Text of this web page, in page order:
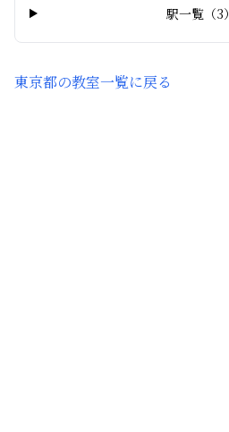
駅一覧（3）
東京都の教室一覧に戻る